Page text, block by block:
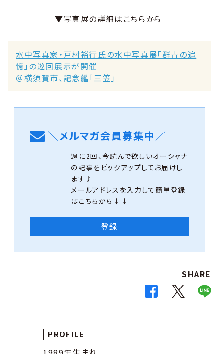
▼写真展の詳細はこちらから
水中写真家・戸村裕行氏の水中写真展「群青の追
憶」の巡回展示が開催
＠横須賀市、記念艦「三笠」
＼メルマガ会員募集中／
週に2回、今読んで欲しいオーシャナ
の記事をピックアップしてお届けし
ます♪
メールアドレスを入力して簡単登録
はこちらから↓↓
登録
SHARE
PROFILE